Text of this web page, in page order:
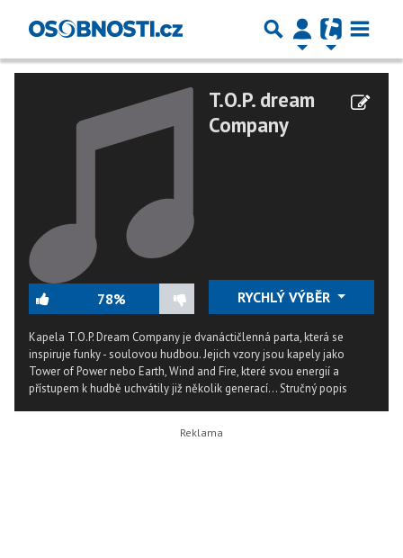
78%
T.O.P. dream
Company
RYCHLÝ VÝBĚR
Kapela T.O.P. Dream Company je dvanáctičlenná parta, která se
inspiruje funky - soulovou hudbou. Jejich vzory jsou kapely jako
Tower of Power nebo Earth, Wind and Fire, které svou energií a
přístupem k hudbě uchvátily již několik generací...Stručný popis